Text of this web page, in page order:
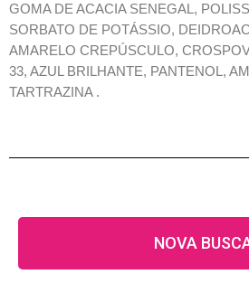
GOMA DE ACACIA SENEGAL,
SORBATO DE POTÁSSIO,
AMARELO CREPÚSCULO,
33, AZUL BRILHANTE, PANTENOL,
TARTRAZINA .
NOVA